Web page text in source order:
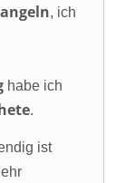
angeln, ich
habe ich
.
ist